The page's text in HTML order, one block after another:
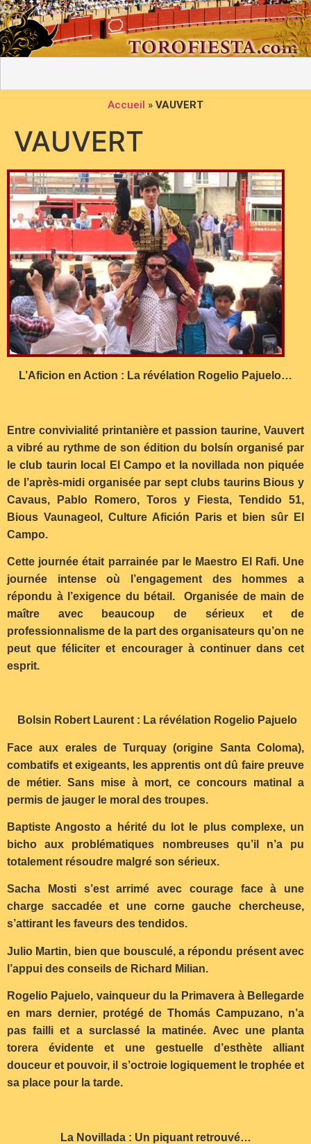
Accueil » VAUVERT
VAUVERT
L’Aficion en Action : La révélation Rogelio Pajuelo…
Entre convivialité printanière et passion taurine, Vauvert
a vibré au rythme de son édition du bolsín organisé par
le club taurin local El Campo et la novillada non piquée
de l’après-midi organisée par sept clubs taurins Bious y
Cavaus, Pablo Romero, Toros y Fiesta, Tendido 51,
Bious Vaunageol, Culture Afición Paris et bien sûr El
Campo.
Cette journée était parrainée par le Maestro El Rafi. Une
journée intense où l’engagement des hommes a
répondu à l’exigence du bétail. Organisée de main de
maître avec beaucoup de sérieux et de
professionnalisme de la part des organisateurs qu’on ne
peut que féliciter et encourager à continuer dans cet
esprit.
Bolsin Robert Laurent : La révélation Rogelio Pajuelo
Face aux erales de Turquay (origine Santa Coloma),
combatifs et exigeants, les apprentis ont dû faire preuve
de métier. Sans mise à mort, ce concours matinal a
permis de jauger le moral des troupes.
Baptiste Angosto a hérité du lot le plus complexe, un
bicho aux problématiques nombreuses qu’il n’a pu
totalement résoudre malgré son sérieux.
Sacha Mosti s’est arrimé avec courage face à une
charge saccadée et une corne gauche chercheuse,
s’attirant les faveurs des tendidos.
Julio Martin, bien que bousculé, a répondu présent avec
l’appui des conseils de Richard Milian.
Rogelio Pajuelo, vainqueur du la Primavera à Bellegarde
en mars dernier, protégé de Thomás Campuzano, n’a
pas failli et a surclassé la matinée. Avec une planta
torera évidente et une gestuelle d’esthète alliant
douceur et pouvoir, il s’octroie logiquement le trophée et
sa place pour la tarde.
La Novillada : Un piquant retrouvé…